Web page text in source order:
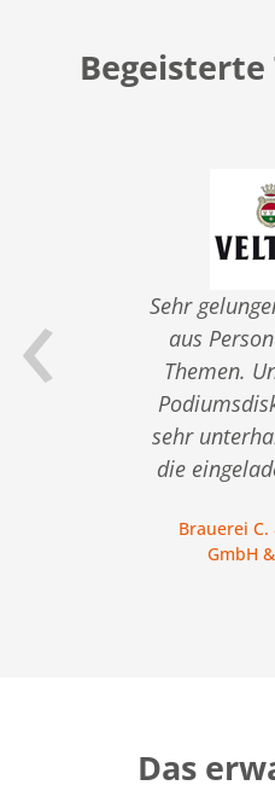
‹
Mischung
Personal- und IT-
Und auch die
war
durch
Gäste.
Das